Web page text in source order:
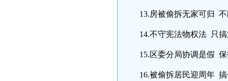
13.房被偷拆无家可归
14.不守宪法物权法 只
15.区委分局协调是假
16.被偷拆居民迎周年